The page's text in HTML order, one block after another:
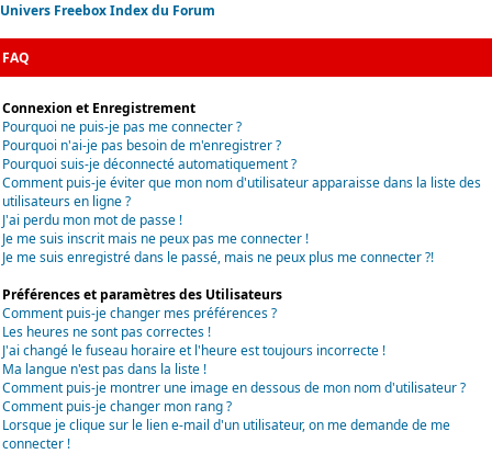
Univers Freebox Index du Forum
FAQ
Connexion et Enregistrement
Pourquoi ne puis-je pas me connecter ?
Pourquoi n'ai-je pas besoin de m'enregistrer ?
Pourquoi suis-je déconnecté automatiquement ?
Comment puis-je éviter que mon nom d'utilisateur apparaisse dans la liste des
utilisateurs en ligne ?
J'ai perdu mon mot de passe !
Je me suis inscrit mais ne peux pas me connecter !
Je me suis enregistré dans le passé, mais ne peux plus me connecter ?!
Préférences et paramètres des Utilisateurs
Comment puis-je changer mes préférences ?
Les heures ne sont pas correctes !
J'ai changé le fuseau horaire et l'heure est toujours incorrecte !
Ma langue n'est pas dans la liste !
Comment puis-je montrer une image en dessous de mon nom d'utilisateur ?
Comment puis-je changer mon rang ?
Lorsque je clique sur le lien e-mail d'un utilisateur, on me demande de me
connecter !